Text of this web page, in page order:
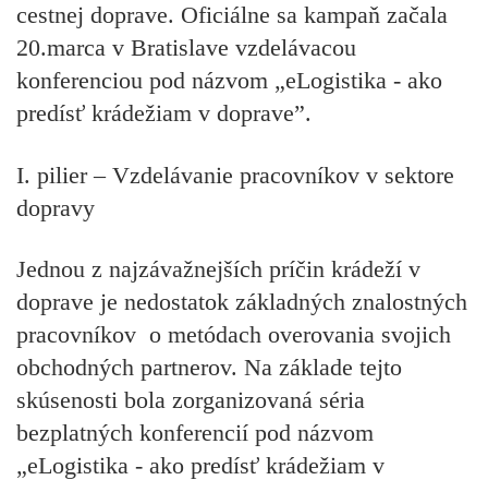
cestnej doprave. Oficiálne sa kampaň začala
20.marca v Bratislave vzdelávacou
konferenciou pod názvom „eLogistika - ako
predísť krádežiam v doprave”.
I. pilier – Vzdelávanie pracovníkov v sektore
dopravy
Jednou z najzávažnejších príčin krádeží v
doprave je nedostatok základných znalostných
pracovníkov o metódach overovania svojich
obchodných partnerov. Na základe tejto
skúsenosti bola zorganizovaná séria
bezplatných konferencií pod názvom
„eLogistika - ako predísť krádežiam v